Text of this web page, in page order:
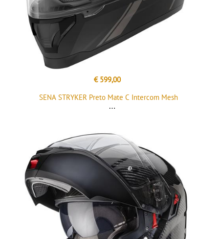
€ 599,00
SENA STRYKER Preto Mate C Intercom Mesh